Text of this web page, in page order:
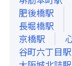
肥後橋駅
長堀橋駅
京橋駅
谷町六丁目駅